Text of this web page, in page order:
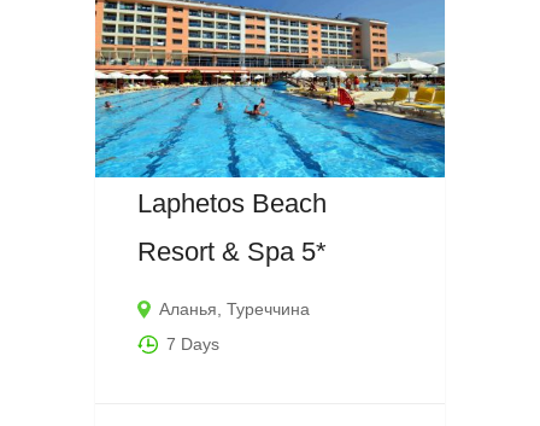
Laphetos Beach
Resort & Spa 5*
Аланья,Туреччина
7 Days